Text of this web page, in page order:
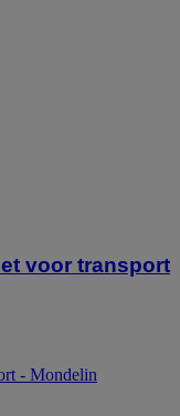
voor transport
- Mondelin